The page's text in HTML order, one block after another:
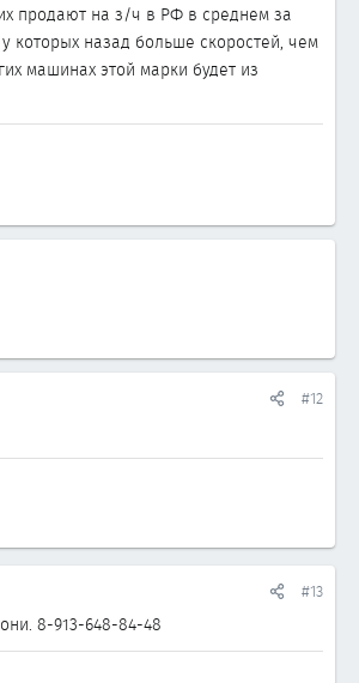
продают на з/ч в РФ в среднем за
которых назад больше скоростей, чем
машинах этой марки будет из
#12
#13
8-913-648-84-48